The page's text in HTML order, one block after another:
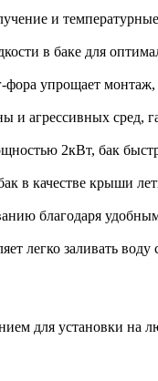
и
в баке для
упрощает монтаж,
и агрессивных сред,
2кВт, бак
в качестве крыши
благодаря
легко заливать
для установки